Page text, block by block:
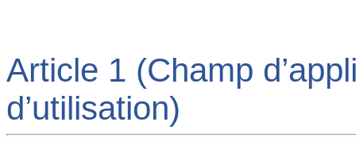
Article 1 (Champ
d’utilisation)